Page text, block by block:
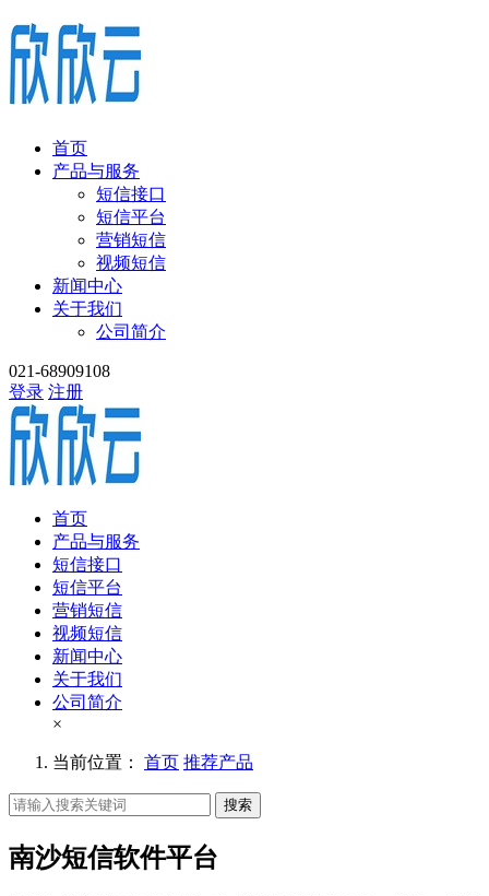
首页
产品与服务
短信接口
短信平台
营销短信
视频短信
新闻中心
关于我们
公司简介
021-68909108
登录 注册
首页
产品与服务
短信接口
短信平台
营销短信
视频短信
新闻中心
关于我们
公司简介
×
当前位置： 首页 推荐产品
搜索
南沙短信软件平台